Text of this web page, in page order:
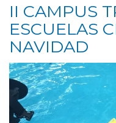
II CAMPUS
ESCUELAS
NAVIDAD